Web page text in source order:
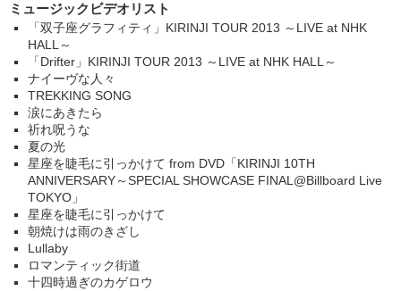
ミュージックビデオリスト
「双子座グラフィティ」KIRINJI TOUR 2013 ～LIVE at NHK
HALL～
「Drifter」KIRINJI TOUR 2013 ～LIVE at NHK HALL～
ナイーヴな人々
TREKKING SONG
涙にあきたら
祈れ呪うな
夏の光
星座を睫毛に引っかけて from DVD「KIRINJI 10TH
ANNIVERSARY～SPECIAL SHOWCASE FINAL@Billboard Live
TOKYO」
星座を睫毛に引っかけて
朝焼けは雨のきざし
Lullaby
ロマンティック街道
十四時過ぎのカゲロウ